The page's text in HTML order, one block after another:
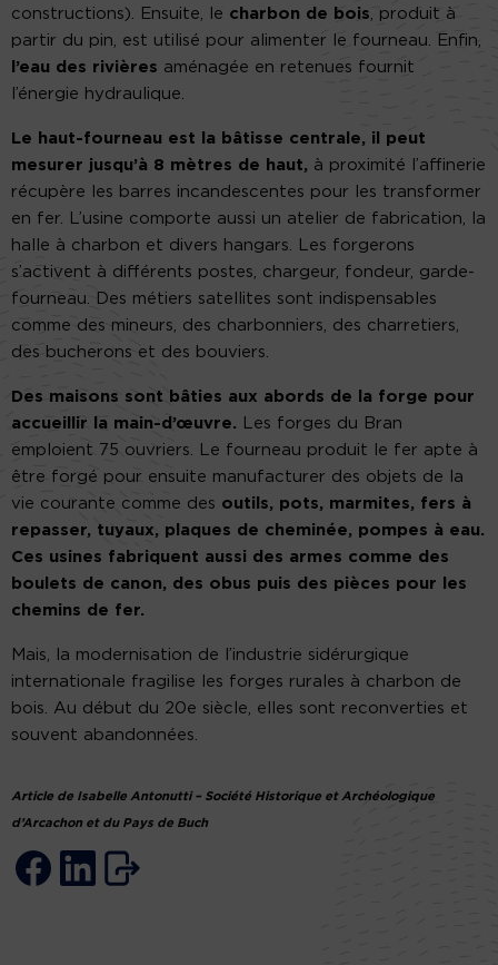
constructions). Ensuite, le charbon de bois, produit à
partir du pin, est utilisé pour alimenter le fourneau. Enfin,
l’eau des rivières aménagée en retenues fournit
l’énergie hydraulique.
Le haut-fourneau est la bâtisse centrale, il peut
mesurer jusqu’à 8 mètres de haut, à proximité l’affinerie
récupère les barres incandescentes pour les transformer
en fer. L’usine comporte aussi un atelier de fabrication, la
halle à charbon et divers hangars. Les forgerons
s’activent à différents postes, chargeur, fondeur, garde-
fourneau. Des métiers satellites sont indispensables
comme des mineurs, des charbonniers, des charretiers,
des bucherons et des bouviers.
Des maisons sont bâties aux abords de la forge pour
accueillir la main-d’œuvre. Les forges du Bran
emploient 75 ouvriers. Le fourneau produit le fer apte à
être forgé pour ensuite manufacturer des objets de la
vie courante comme des outils, pots, marmites, fers à
repasser, tuyaux, plaques de cheminée, pompes à eau.
Ces usines fabriquent aussi des armes comme des
boulets de canon, des obus puis des pièces pour les
chemins de fer.
Mais, la modernisation de l’industrie sidérurgique
internationale fragilise les forges rurales à charbon de
bois. Au début du 20e siècle, elles sont reconverties et
souvent abandonnées.
Article de Isabelle Antonutti – Société Historique et Archéologique
d’Arcachon et du Pays de Buch